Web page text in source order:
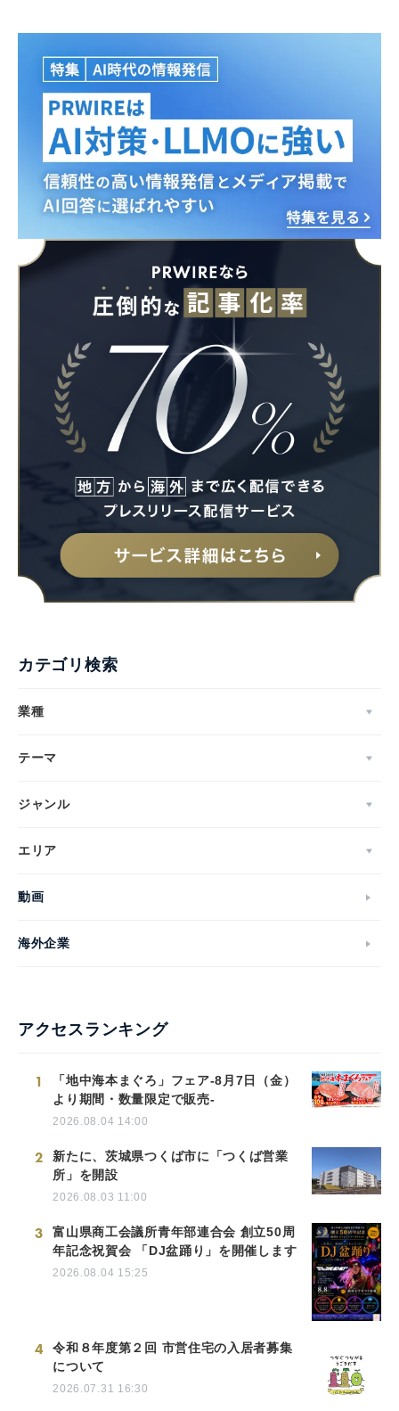
カテゴリ検索
業種
テーマ
ジャンル
エリア
動画
海外企業
アクセスランキング
1
「地中海本まぐろ」フェア-8月7日（金）
より期間・数量限定で販売-
2026.08.04 14:00
2
新たに、茨城県つくば市に「つくば営業
所」を開設
2026.08.03 11:00
3
富山県商工会議所青年部連合会 創立50周
年記念祝賀会 「DJ盆踊り」を開催します
2026.08.04 15:25
4
令和８年度第２回 市営住宅の入居者募集
について
2026.07.31 16:30